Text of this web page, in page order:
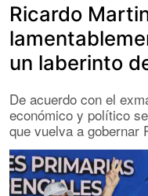
Ricardo
un laberinto
De acuerdo con el
económico y político
que vuelva a gobernar